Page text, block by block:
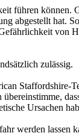
führen können.
abgestellt hat.
von
zulässig.
Ursachen
werden lassen